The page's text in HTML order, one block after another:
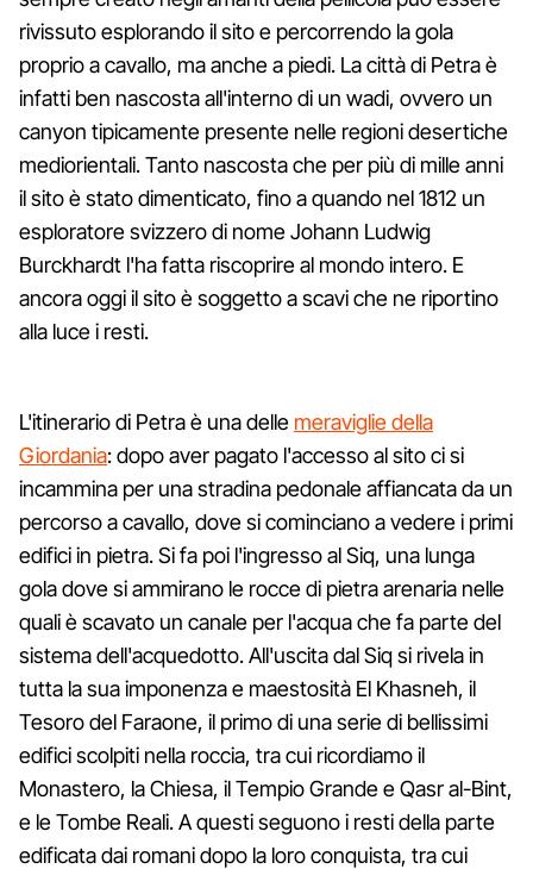
rivissuto esplorando il sito e percorrendo la gola
proprio a cavallo, ma anche a piedi. La città di Petra è
infatti ben nascosta all'interno di un wadi, ovvero un
canyon tipicamente presente nelle regioni desertiche
mediorientali. Tanto nascosta che per più di mille anni
il sito è stato dimenticato, fino a quando nel 1812 un
esploratore svizzero di nome Johann Ludwig
Burckhardt l'ha fatta riscoprire al mondo intero. E
ancora oggi il sito è soggetto a scavi che ne riportino
alla luce i resti.
L'itinerario di Petra è una delle meraviglie della
Giordania: dopo aver pagato l'accesso al sito ci si
incammina per una stradina pedonale affiancata da un
percorso a cavallo, dove si cominciano a vedere i primi
edifici in pietra. Si fa poi l'ingresso al Siq, una lunga
gola dove si ammirano le rocce di pietra arenaria nelle
quali è scavato un canale per l'acqua che fa parte del
sistema dell'acquedotto. All'uscita dal Siq si rivela in
tutta la sua imponenza e maestosità El Khasneh, il
Tesoro del Faraone, il primo di una serie di bellissimi
edifici scolpiti nella roccia, tra cui ricordiamo il
Monastero, la Chiesa, il Tempio Grande e Qasr al-Bint,
e le Tombe Reali. A questi seguono i resti della parte
edificata dai romani dopo la loro conquista, tra cui